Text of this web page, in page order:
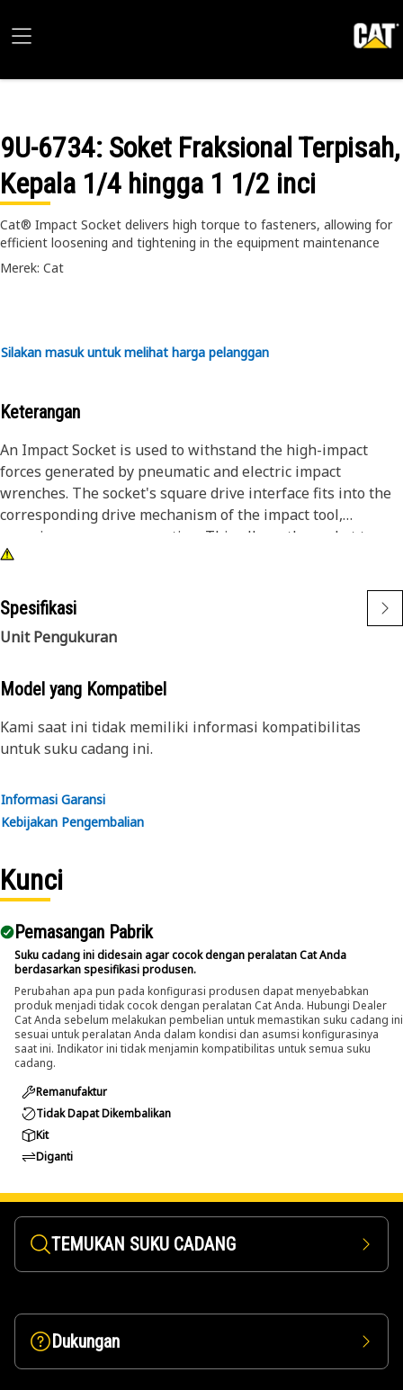
9U-6734: Soket Fraksional Terpisah,
Kepala 1/4 hingga 1 1/2 inci
Cat® Impact Socket delivers high torque to fasteners, allowing for
efficient loosening and tightening in the equipment maintenance
Merek: Cat
Silakan masuk untuk melihat harga pelanggan
Keterangan
An Impact Socket is used to withstand the high-impact
forces generated by pneumatic and electric impact
wrenches. The socket's square drive interface fits into the
corresponding drive mechanism of the impact tool,
ensuring a secure connection. This allows the socket to
transfer maximum torque from the tool to the fastener,
as removing and securing large bolts and nuts. The impact-
resistant material of the socket resists deformation and
wear, ensuring a snug fit on fasteners.
Attributes:
• Allows for quick and efficient fastener removal and
installation.
• Suitable for use with the lift cylinders.
wrenches for fastening operations on the equipment,
where the high-torque application is needed to secure and
remove large bolts and nuts.
Spesifikasi
Unit Pengukuran
Model yang Kompatibel
Kami saat ini tidak memiliki informasi kompatibilitas
untuk suku cadang ini.
Informasi Garansi
Kebijakan Pengembalian
Kunci
Pemasangan Pabrik
Suku cadang ini didesain agar cocok dengan peralatan Cat Anda
berdasarkan spesifikasi produsen.
Perubahan apa pun pada konfigurasi produsen dapat menyebabkan
produk menjadi tidak cocok dengan peralatan Cat Anda. Hubungi Dealer
Cat Anda sebelum melakukan pembelian untuk memastikan suku cadang ini
sesuai untuk peralatan Anda dalam kondisi dan asumsi konfigurasinya
saat ini. Indikator ini tidak menjamin kompatibilitas untuk semua suku
cadang.
Remanufaktur
Tidak Dapat Dikembalikan
Kit
Diganti
TEMUKAN SUKU CADANG
Dukungan